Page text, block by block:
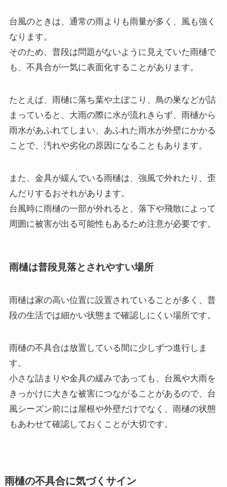
台風のときは、通常の雨よりも雨量が多く、風も強く
なります。
そのため、普段は問題がないように見えていた雨樋で
も、不具合が一気に表面化することがあります。
たとえば、雨樋に落ち葉や土ぼこり、鳥の巣などが詰
まっていると、大雨の際に水が流れきらず、雨樋から
雨水があふれてしまい、あふれた雨水が外壁にかかる
ことで、汚れや劣化の原因になることもあります。
また、金具が緩んでいる雨樋は、強風で外れたり、歪
んだりするおそれがあります。
台風時に雨樋の一部が外れると、落下や飛散によって
周囲に被害が出る可能性もあるため注意が必要です。
雨樋は普段見落とされやすい場所
雨樋は家の高い位置に設置されていることが多く、普
段の生活では細かい状態まで確認しにくい場所です。
雨樋の不具合は放置している間に少しずつ進行しま
す。
小さな詰まりや金具の緩みであっても、台風や大雨を
きっかけに大きな被害につながることがあるので、台
風シーズン前には屋根や外壁だけでなく、雨樋の状態
もあわせて確認しておくことが大切です。
雨樋の不具合に気づくサイン